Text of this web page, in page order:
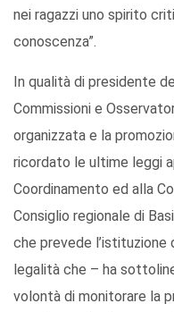
nei ragazzi uno spirito
conoscenza”.
In qualità di presidente
Commissioni e
organizzata e la
ricordato le ultime leggi
Coordinamento ed alla
Consiglio regionale di
che prevede l’istituzione
legalità che – ha
volontà di monitorare la